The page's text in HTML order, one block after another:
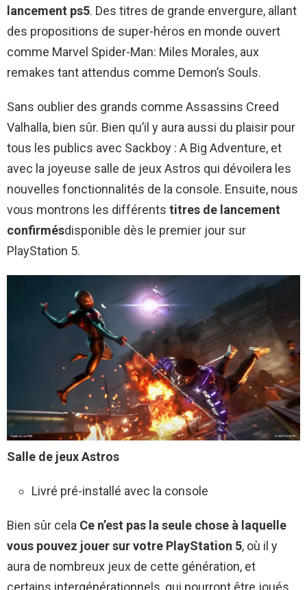
lancement ps5. Des titres de grande envergure, allant
des propositions de super-héros en monde ouvert
comme Marvel Spider-Man: Miles Morales, aux
remakes tant attendus comme Demon’s Souls.
Sans oublier des grands comme Assassins Creed
Valhalla, bien sûr. Bien qu’il y aura aussi du plaisir pour
tous les publics avec Sackboy : A Big Adventure, et
avec la joyeuse salle de jeux Astros qui dévoilera les
nouvelles fonctionnalités de la console. Ensuite, nous
vous montrons les différents titres de lancement
confirmésdisponible dès le premier jour sur
PlayStation 5.
Salle de jeux Astros
Livré pré-installé avec la console
Bien sûr cela Ce n’est pas la seule chose à laquelle
vous pouvez jouer sur votre PlayStation 5, où il y
aura de nombreux jeux de cette génération, et
certains intergénérationnels, qui pourront être joués